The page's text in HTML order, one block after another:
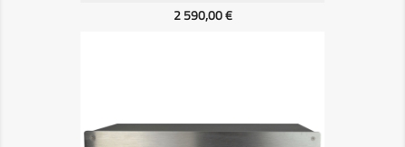
Prix
2 590,00 €